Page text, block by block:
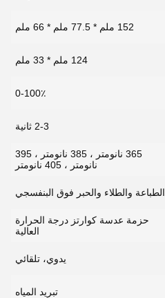
152 ملم * 77.5 ملم * 66 ملم
124 ملم * 33 ملم
0-100٪
2-3 ثانية
365 نانومتر ، 385 نانومتر ، 395
نانومتر ، 405 نانومتر
الطباعة والطلاء والحبر فوق البنفسجي
حزمة عدسة كوارتز درجة الحرارة
العالية
يدوي، تلقائي
تبريد المياه